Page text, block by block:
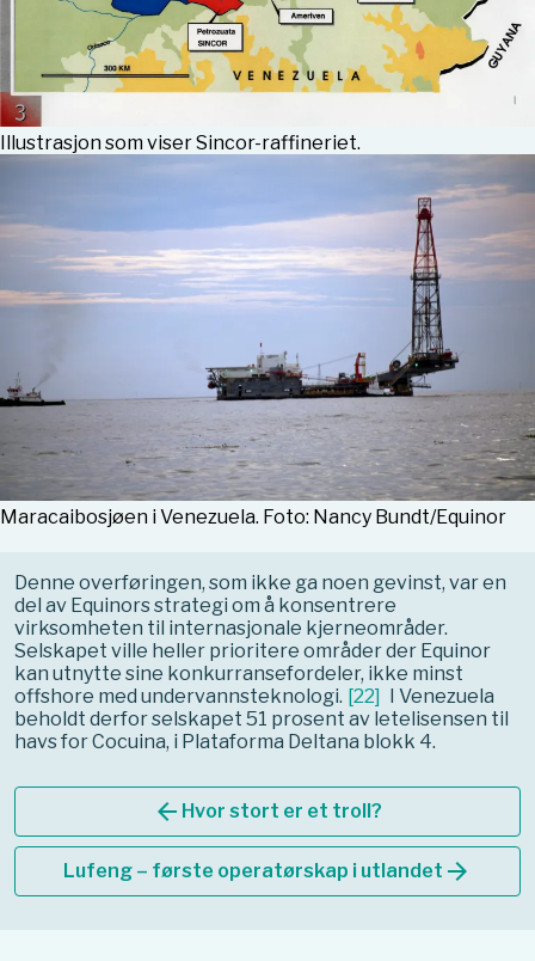
Illustrasjon som viser Sincor-raffineriet.
Maracaibosjøen i Venezuela. Foto: Nancy Bundt/Equinor
Denne overføringen, som ikke ga noen gevinst, var en
del av Equinors strategi om å konsentrere
virksomheten til internasjonale kjerneområder.
Selskapet ville heller prioritere områder der Equinor
kan utnytte sine konkurransefordeler, ikke minst
offshore med undervannsteknologi. [22] I Venezuela
beholdt derfor selskapet 51 prosent av letelisensen til
havs for Cocuina, i Plataforma Deltana blokk 4.
arrow_back Hvor stort er et troll?
Lufeng – første operatørskap i utlandet arrow_forward